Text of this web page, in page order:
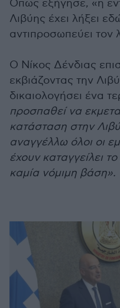
Όπως εξήγησε, «η
Λιβύης έχει λήξει
αντιπροσωπεύει τον
Ο Νίκος Δένδιας
εκβιάζοντας την
δικαιολογήσει ένα
προσπαθεί να
κατάσταση στην
αναγγέλλω όλοι οι
έχουν καταγγείλει
καμία νόμιμη βάση».